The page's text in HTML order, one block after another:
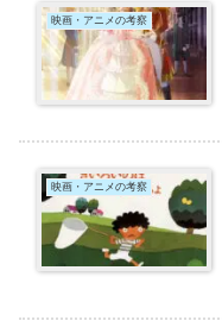
映画・アニメの考察
映画・アニメの考察